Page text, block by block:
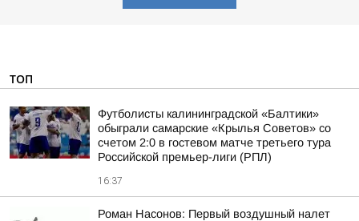
ТОП
Футболисты калининградской «Балтики»
обыграли самарские «Крылья Советов» со
счетом 2:0 в гостевом матче третьего тура
Российской премьер-лиги (РПЛ)
16:37
Роман Насонов: Первый воздушный налет